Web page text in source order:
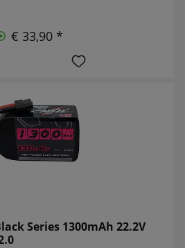
€ 33,90 *
Series 1300mAh 22.2V